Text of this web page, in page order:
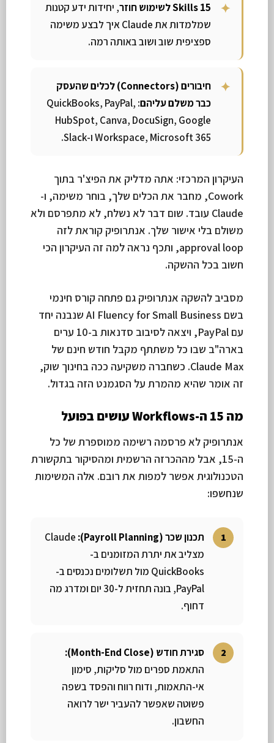
15 Skills לשימוש חוזר
, יחידות ידע קטנות
שמלמדות את Claude איך לבצע משימה
ספציפית שוב ושוב באותה רמה.
חיבורים (Connectors) לכלים שהעסק
כבר משלם עליהם : QuickBooks, PayPal,
HubSpot, Canva, DocuSign, Google
Workspace, Microsoft 365 ו-Slack.
העיקרון המרכזי: אתה מדליק את הפיצ'ר בתוך
Cowork, מחבר את הכלים שלך, בוחר משימה, ו-
Claude עובד. שום דבר לא נשלח, לא מתפרסם ולא
משולם בלי אישור שלך. אנתרופיק קוראת לזה
approval loop, ותכף נראה למה זה העיקרון הכי
חשוב בכל ההשקה.
מסביב להשקה אנתרופיק גם פתחה קורס חינמי
בשם AI Fluency for Small Business שנבנה יחד
עם PayPal, ויצאה לסיבוב סדנאות ב-10 ערים
בארה"ב שבו כל משתתף מקבל חודש חינם של
Claude Max. כשחברה משקיעה ככה בחינוך שוק,
זה אומר שהיא מהמרת על הסגמנט הזה בגדול.
מה 15 ה-Workflows עושים בפועל
אנתרופיק לא פרסמה רשימה ממוספרת של כל
ה-15, אבל מההכרזה הרשמית ומהסיקור בתקשורת
הטכנולוגית אפשר למפות את רובם. אלה המשימות
שנחשפו:
תכנון שכר (Payroll Planning):
Claude
מצליב את יתרת המזומנים ב-
QuickBooks מול תשלומים נכנסים ב-
PayPal, בונה תחזית ל-30 יום ומדרג מה
דחוף.
סגירת חודש (Month-End Close):
התאמת ספרים מול סליקות, סימון
אי-התאמות, ודוח רווח והפסד בשפה
פשוטה שאפשר להעביר ישר לרואה
החשבון.